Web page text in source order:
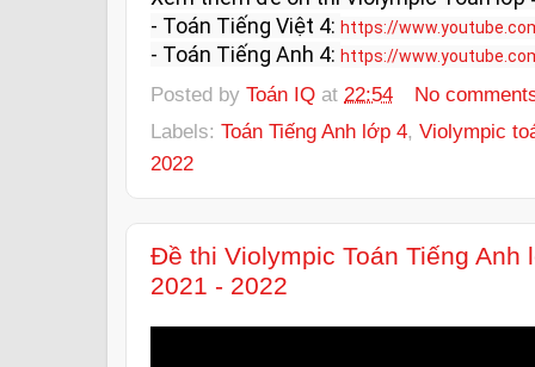
- Toán Tiếng Việt 4: https://
- Toán Tiếng Anh 4: https://
Posted by Toán IQ at 22:54
No
Labels: Toán Tiếng Anh lớp 4, Violympic
2022
Đề thi Violympic Toán Tiếng Anh
2021 - 2022